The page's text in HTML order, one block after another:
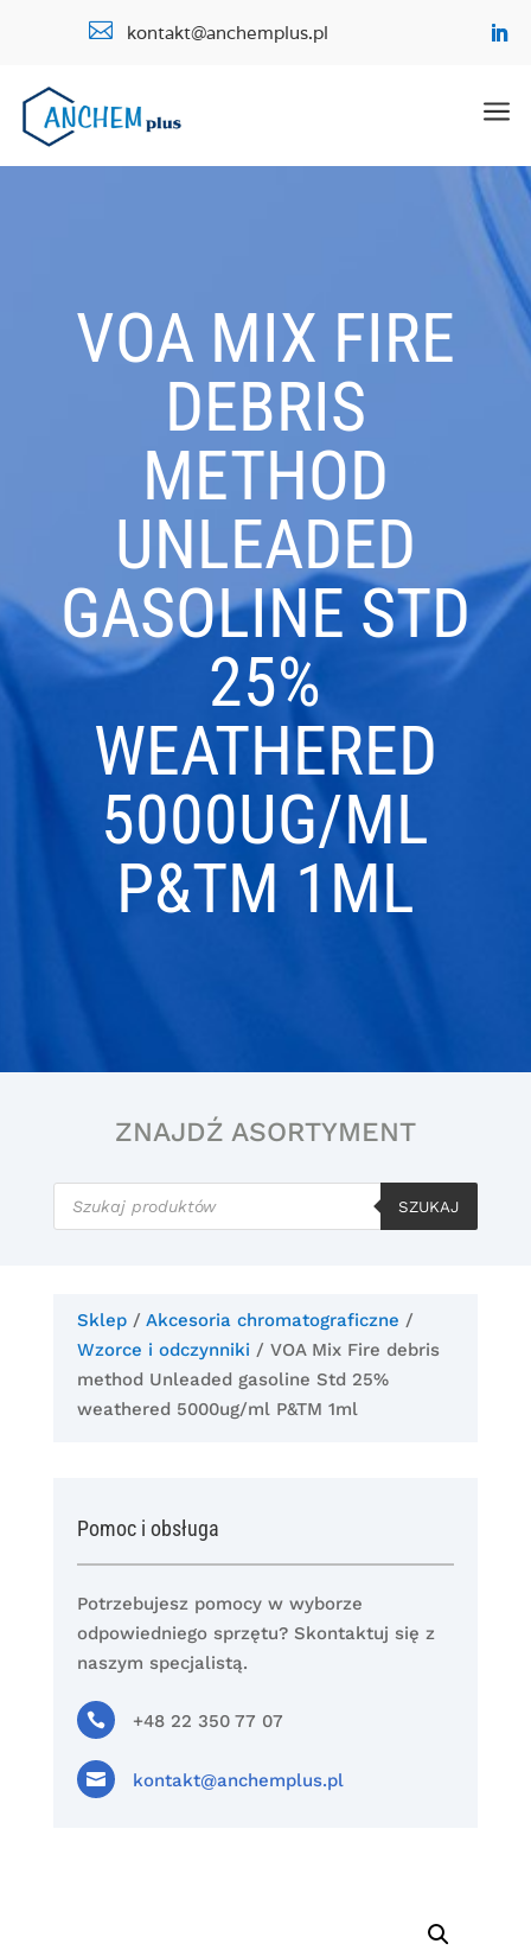
 kontakt@anchemplus.pl
a
VOA MIX FIRE
DEBRIS
METHOD
UNLEADED
GASOLINE STD
25%
WEATHERED
5000UG/ML
P&TM 1ML
ZNAJDŹ ASORTYMENT
Wyszukiwarka
produktów
SZUKAJ
Sklep/ Akcesoria chromatograficzne /
Wzorce i odczynniki / VOA Mix Fire debris
method Unleaded gasoline Std 25%
weathered 5000ug/ml P&TM 1ml
Pomoc i obsługa
Potrzebujesz pomocy w wyborze
odpowiedniego sprzętu? Skontaktuj się z
naszym specjalistą.
 +48 22 350 77 07
 kontakt@anchemplus.pl